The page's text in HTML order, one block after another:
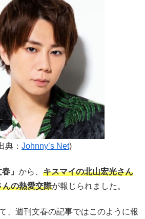
典： Johnny’s Net)
」 から、 キスマイの北山宏光さん
んの熱愛交際が報じられました。
、週刊文春の記事ではこのように報